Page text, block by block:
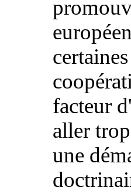
facteur
aller
une